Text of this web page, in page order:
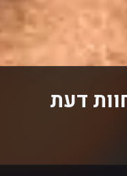
דעת